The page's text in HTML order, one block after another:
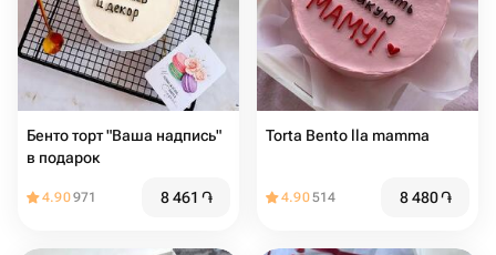
Бенто торт "Ваша надпись"
в подарок
4.90971 8 461 ֏
Torta Bento lla mamma
4.90514 8 480֏